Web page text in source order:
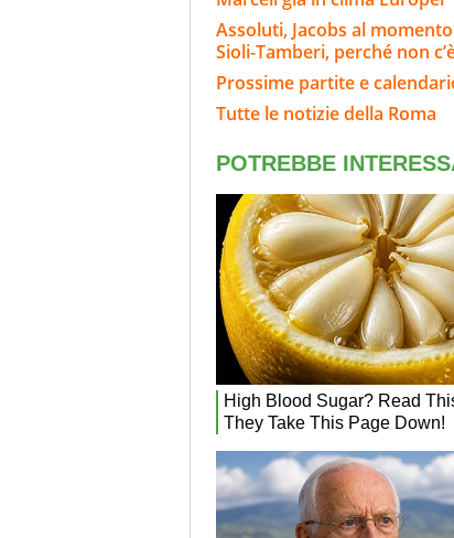
Assoluti, Jacobs al
Sioli-Tamberi, perché non
Prossime partite e
Tutte le notizie della Roma